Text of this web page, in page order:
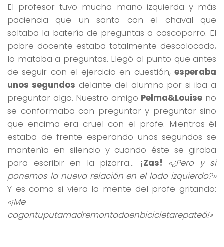
El profesor tuvo mucha mano izquierda y más
paciencia que un santo con el chaval que
soltaba la batería de preguntas a cascoporro. El
pobre docente estaba totalmente descolocado,
lo mataba a preguntas. Llegó al punto que antes
de seguir con el ejercicio en cuestión, esperaba
unos segundos delante del alumno por si iba a
preguntar algo. Nuestro amigo Pelma&Louise no
se conformaba con preguntar y preguntar sino
que encima era cruel con el profe. Mientras él
estaba de frente esperando unos segundos se
mantenía en silencio y cuando éste se giraba
para escribir en la pizarra…
¡Zas!
«¿Pero y si
ponemos la nueva relación en el lado izquierdo?»
Y es como si viera la mente del profe gritando:
«¡Me
cagontuputamadremontadaenbicicletarepateá!»